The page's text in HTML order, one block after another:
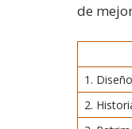
de
1.
2.